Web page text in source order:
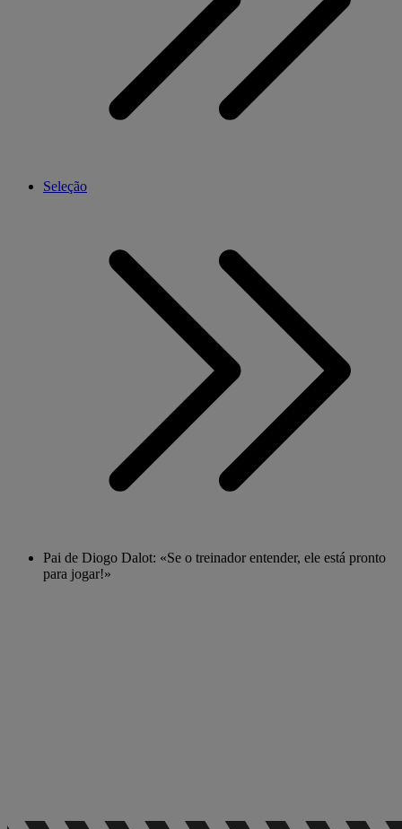
Seleção
Pai de Diogo Dalot: «Se o treinador entender, ele está pronto
para jogar!»